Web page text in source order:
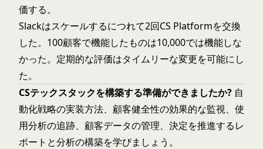
価する。
Slackはスケールするにつれて2回CS Platformを交換
した。100顧客で機能したものは10,000では機能しな
かった。定期的な評価はタイムリーな変更を可能にし
た。
CSテックスタックを構築する準備ができましたか? 自
動化戦略の実装方法、 顧客健全性の効果的な監視、 使
用分析の追跡、 顧客データの管理、決定を推進するレ
ポートと分析の構築を学びましょう。